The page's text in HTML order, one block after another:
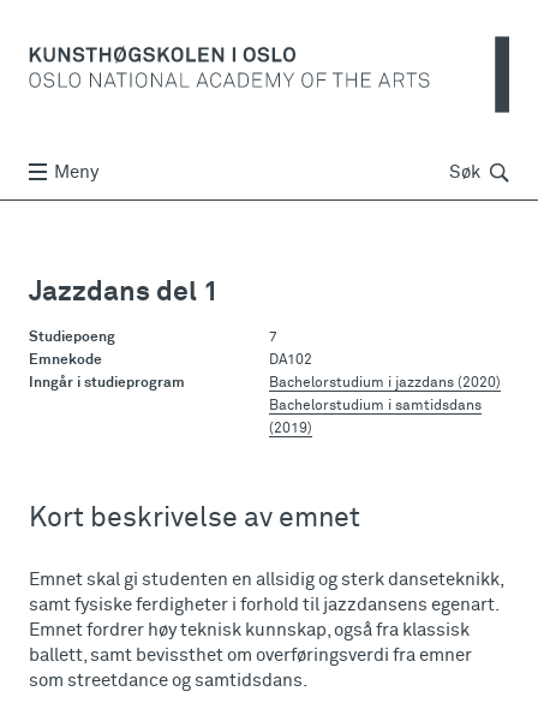
Meny Søk Søk
Jazzdans del 1
Studiepoeng
7
Emnekode
DA102
Inngår i studieprogram
Bachelorstudium i jazzdans (2020)
Bachelorstudium i samtidsdans
(2019)
Kort beskrivelse av emnet
Emnet skal gi studenten en allsidig og sterk danseteknikk,
samt fysiske ferdigheter i forhold til jazzdansens egenart.
Emnet fordrer høy teknisk kunnskap, også fra klassisk
ballett, samt bevissthet om overføringsverdi fra emner
som streetdance og samtidsdans.